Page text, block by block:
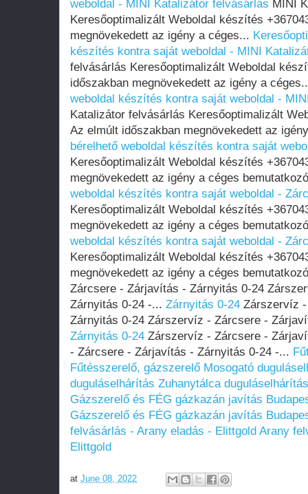
weboldal - MINI Katalizátor felvásárlás MINI
Keresőoptimalizált Weboldal készítés
megnövekedett az igény a céges...
készítés kontra saját weboldal - MINI
felvásárlás Keresőoptimalizált Weboldal
időszakban megnövekedett az igény a
weboldal készítés kontra saját weboldal -
Katalizátor felvásárlás Keresőoptimalizált
Az elmúlt időszakban megnövekedett az
bérelhető weboldal készítés kontra saját
Keresőoptimalizált Weboldal készítés
megnövekedett az igény a céges
weboldal készítés kontra saját weboldal -
Keresőoptimalizált Weboldal készítés
megnövekedett az igény a céges
weboldal készítés kontra saját weboldal -
Keresőoptimalizált Weboldal készítés
megnövekedett az igény a céges
Zárcsere - Zárjavítás - Zárnyitás 0-24
Zárnyitás 0-24 -... Zárnyitás 0-24 Zárszervíz
Zárnyitás 0-24 Zárszervíz - Zárcsere -
Zárnyitás 0-24 Zárszervíz - Zárcsere -
- Zárcsere - Zárjavítás - Zárnyitás 0-24 -...
Fűtésszerelő, gázszerelő Mosogató
duguláselhárítás Zuhanytálca duguláselhárítás
Gázszerelő és FÉG gázkazán javítás
Gázszerelő és FÉG gázkazán javítás
felvásárlás - Arany eladás - Elittgold Arany
Elittgold
at June 08, 2022